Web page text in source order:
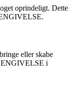
oprindeligt. Dette
eller skabe
i